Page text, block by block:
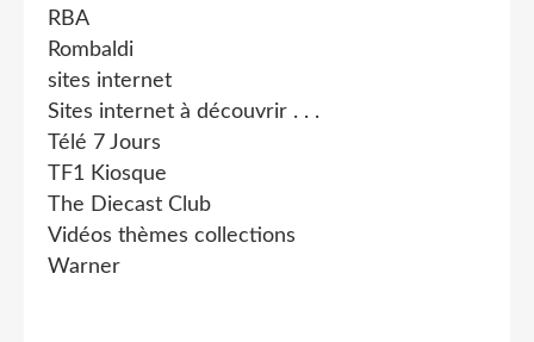
RBA
Rombaldi
sites internet
Sites internet à découvrir . . .
Télé 7 Jours
TF1 Kiosque
The Diecast Club
Vidéos thèmes collections
Warner